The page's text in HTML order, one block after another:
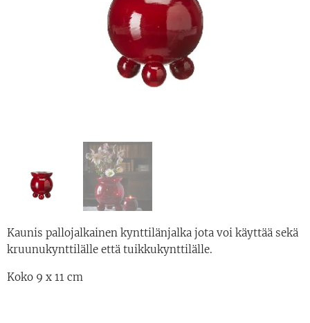
Kaunis pallojalkainen kynttilänjalka jota voi käyttää sekä
kruunukynttilälle että tuikkukynttilälle.
Koko 9 x 11 cm